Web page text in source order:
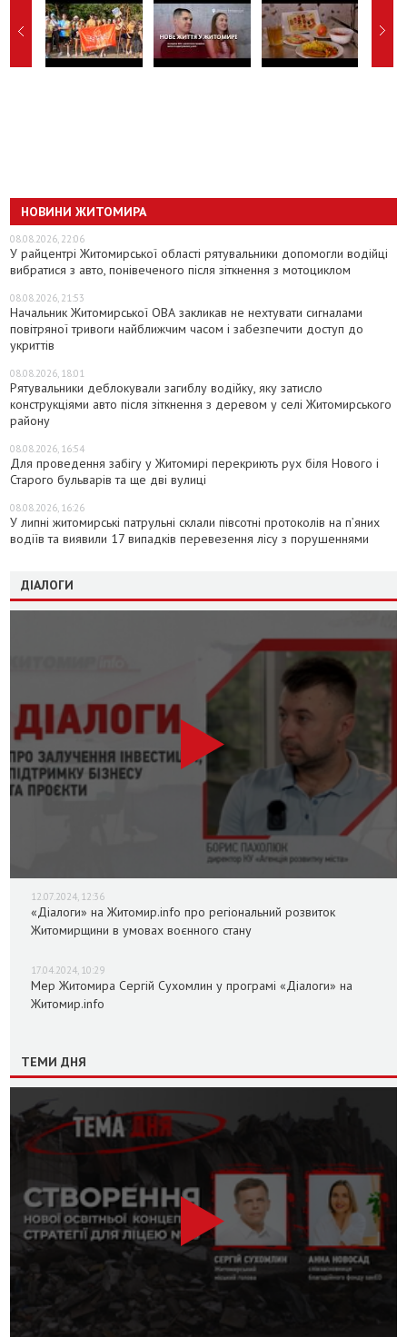
НОВИНИ ЖИТОМИРА
08.08.2026, 22:06
У райцентрі Житомирської області рятувальники допомогли водійці
вибратися з авто, понівеченого після зіткнення з мотоциклом
08.08.2026, 21:53
Начальник Житомирської ОВА закликав не нехтувати сигналами
повітряної тривоги найближчим часом і забезпечити доступ до
укриттів
08.08.2026, 18:01
Рятувальники деблокували загиблу водійку, яку затисло
конструкціями авто після зіткнення з деревом у селі Житомирського
району
08.08.2026, 16:54
Для проведення забігу у Житомирі перекриють рух біля Нового і
Старого бульварів та ще дві вулиці
08.08.2026, 16:26
У липні житомирські патрульні склали півсотні протоколів на пʼяних
водіїв та виявили 17 випадків перевезення лісу з порушеннями
ДІАЛОГИ
12.07.2024, 12:36
«Діалоги» на Житомир.info про регіональний розвиток
Житомирщини в умовах воєнного стану
17.04.2024, 10:29
Мер Житомира Сергій Сухомлин у програмі «Діалоги» на
Житомир.info
ТЕМИ ДНЯ